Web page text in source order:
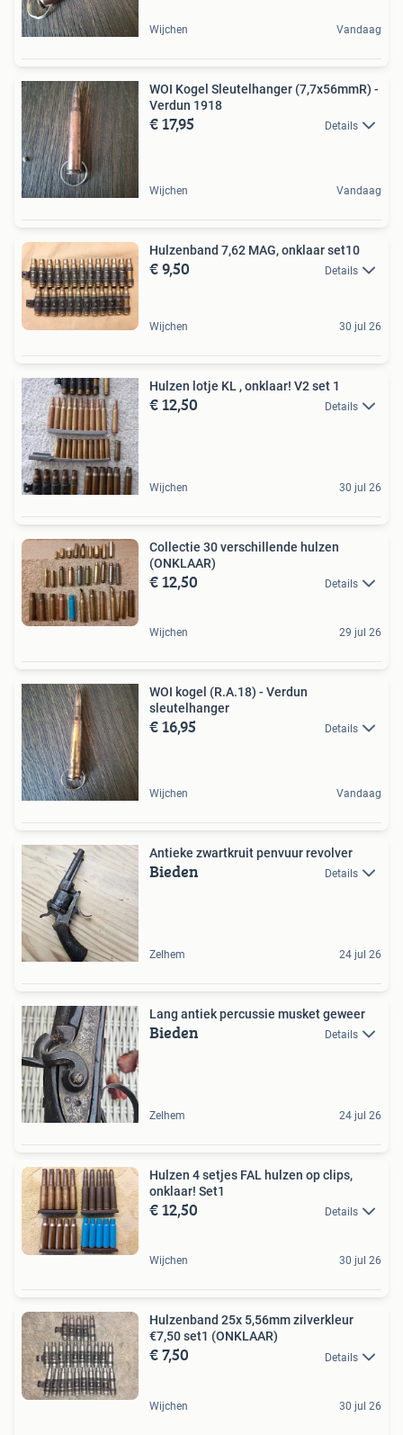
Wijchen Vandaag
WOI Kogel Sleutelhanger (7,7x56mmR) -
Verdun 1918
€ 17,95 Details
Wijchen Vandaag
Hulzenband 7,62 MAG, onklaar set10
€ 9,50 Details
Wijchen 30 jul 26
Hulzen lotje KL , onklaar! V2 set 1
€ 12,50 Details
Wijchen 30 jul 26
Collectie 30 verschillende hulzen
(ONKLAAR)
€ 12,50 Details
Wijchen 29 jul 26
WOI kogel (R.A.18) - Verdun
sleutelhanger
€ 16,95 Details
Wijchen Vandaag
Antieke zwartkruit penvuur revolver
Bieden Details
Zelhem 24 jul 26
Lang antiek percussie musket geweer
Bieden Details
Zelhem 24 jul 26
Hulzen 4 setjes FAL hulzen op clips,
onklaar! Set1
€ 12,50 Details
Wijchen 30 jul 26
Hulzenband 25x 5,56mm zilverkleur
€7,50 set1 (ONKLAAR)
€ 7,50 Details
Wijchen 30 jul 26